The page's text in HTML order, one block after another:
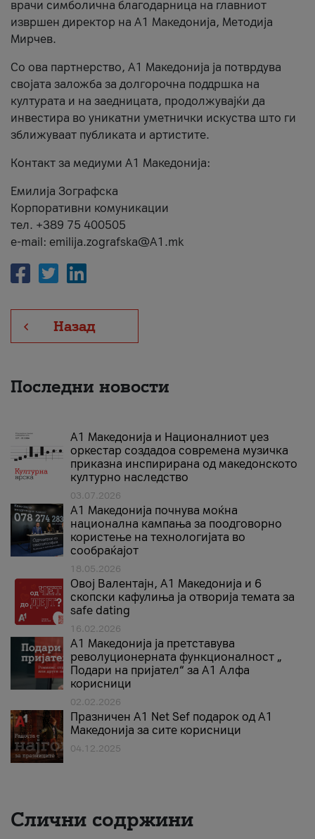
врачи симболична благодарница на главниот
извршен директор на A1 Македонија, Методија
Мирчев.
Со ова партнерство, A1 Македонија ја потврдува
својата заложба за долгорочна поддршка на
културата и на заедницата, продолжувајќи да
инвестира во уникатни уметнички искуства што ги
зближуваат публиката и артистите.
Контакт за медиуми А1 Македонија:
Емилија Зографска
Корпоративни комуникации
тел. +389 75 400505
e-mail: emilija.zografska@A1.mk
Назад
Последни новости
А1 Македонија и Националниот џез
оркестар создадоа современа музичка
приказна инспирирана од македонското
културно наследство
03.07.2026
A1 Македонија почнува моќна
национална кампања за поодговорно
користење на технологијата во
сообраќајот
18.05.2026
Овој Валентајн, A1 Македонија и 6
скопски кафулиња ја отворија темата за
safe dating
16.02.2026
А1 Македонија ја претставува
револуционерната функционалност „
Подари на пријател“ за А1 Алфа
корисници
02.02.2026
Празничен A1 Net Sеf подарок од А1
Македонија за сите корисници
04.12.2025
Слични содржини